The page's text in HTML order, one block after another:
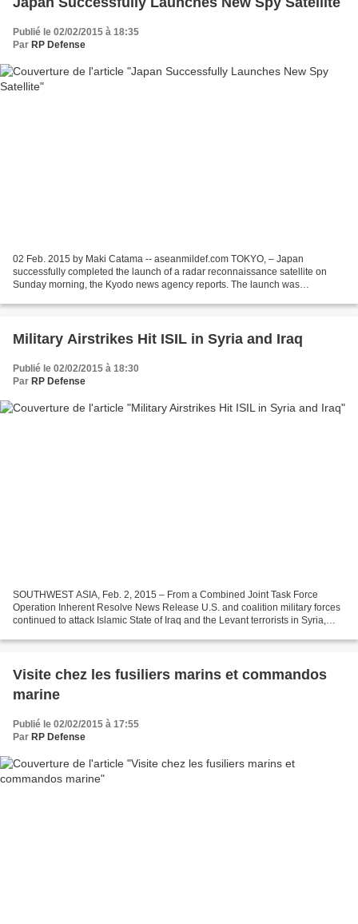
Publié le 02/02/2015 à 18:35
Par RP Defense
02 Feb. 2015 by Maki Catama -- aseanmildef.com TOKYO, – Japan
successfully completed the launch of a radar reconnaissance satellite on
Sunday morning, the Kyodo news agency reports. The launch was
Military Airstrikes Hit ISIL in Syria and Iraq
Publié le 02/02/2015 à 18:30
Par RP Defense
SOUTHWEST ASIA, Feb. 2, 2015 – From a Combined Joint Task Force
Operation Inherent Resolve News Release U.S. and coalition military forces
continued to attack Islamic State of Iraq and the Levant terrorists in Syria,
Visite chez les fusiliers marins et commandos
marine
Publié le 02/02/2015 à 17:55
Par RP Defense